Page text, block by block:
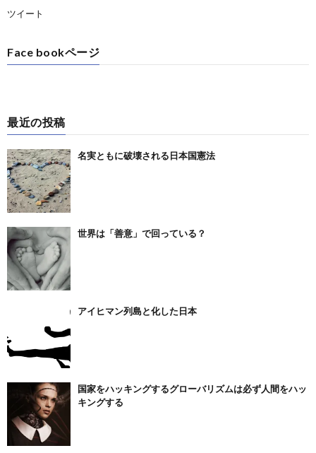
ツイート
Face bookページ
最近の投稿
名実ともに破壊される日本国憲法
世界は「善意」で回っている？
アイヒマン列島と化した日本
国家をハッキングするグローバリズムは必ず人間をハッ
キングする